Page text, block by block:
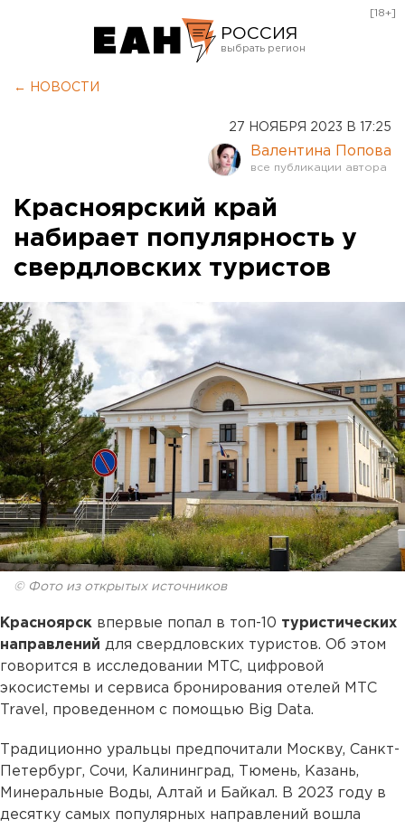
РОССИЯ
Курган
Оренбург
[18+]
← НОВОСТИ
27 НОЯБРЯ 2023 В 17:25
Валентина Попова
Красноярский край
набирает популярность у
свердловских туристов
© Фото из открытых источников
Красноярск впервые попал в топ-10 туристических
направлений для свердловских туристов. Об этом
говорится в исследовании МТС, цифровой
экосистемы и сервиса бронирования отелей МТС
Travel, проведенном с помощью Big Data.
Традиционно уральцы предпочитали Москву, Санкт-
Петербург, Сочи, Калининград, Тюмень, Казань,
Минеральные Воды, Алтай и Байкал. В 2023 году в
десятку самых популярных направлений вошла